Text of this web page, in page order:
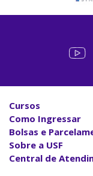
Cursos
Como Ingressar
Bolsas e
Sobre a USF
Central de